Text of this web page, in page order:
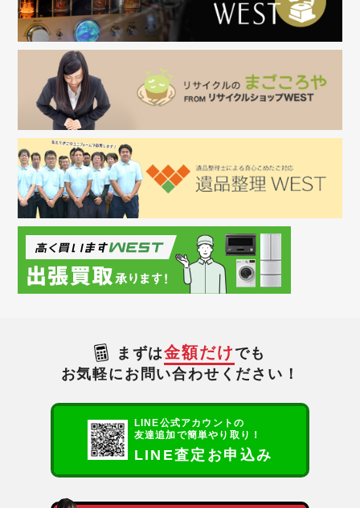
まずは金額だけ でも
お気軽にお問い合わせください！
LINE公式アカウントの
友達追加で簡単やり取り！
LINE査定お申込み